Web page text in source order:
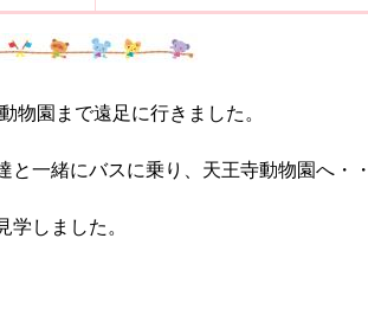
園まで遠足に行きました。
と一緒にバスに乗り、天王寺動物園へ・
学しました。